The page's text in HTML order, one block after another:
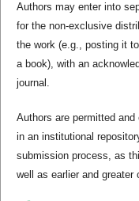
Authors may enter into
for the non-exclusive
the work (e.g., posting it
a book), with an
journal.
Authors are permitted
in an institutional
submission process, as
well as earlier and greater